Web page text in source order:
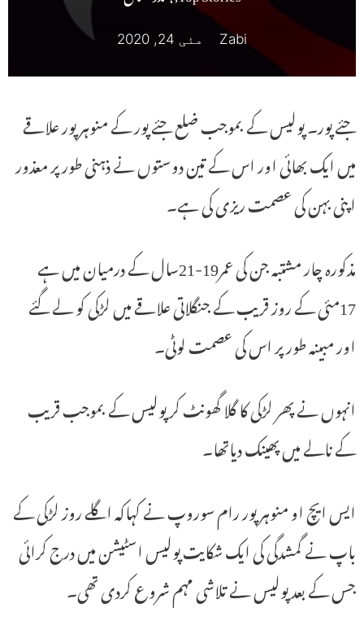
Zabi مئی 24, 2020
جئے پور۔ پولیس کے بموجب ضلع جئے پور کے منوہر پور علاقے
میں ایک بھائی اور اس کے تین دوستوں نے ذہنی طور پر معذور
اپنی بہن کی عصمت ریزی کی ہے۔
مذکورہ چار مشتبہ جن کی عمر19-21سال کے درمیان میں ہے
17مئی کے روز قریب کے جنگلاتی علاقے میں لڑکی کو لے گئے
اور مبینہ طور پر اس کی عصمت لوٹی۔
انہوں نے پھر لڑکی کا گلا گھونٹ کر پولیس کے بموجب قریب
کے نالے میں پھینک دیاتھا۔
ایس ایچ او منوہر پور رام سوروپ نے کہاکہ اگلے روز لڑکی کے
باپ نے گمشدگی کی ایک شکایت پولیس اسٹیشن میں درج کرائی
جس کے بعد پولیس نے تلاشی مہم شروع کردی تھی۔